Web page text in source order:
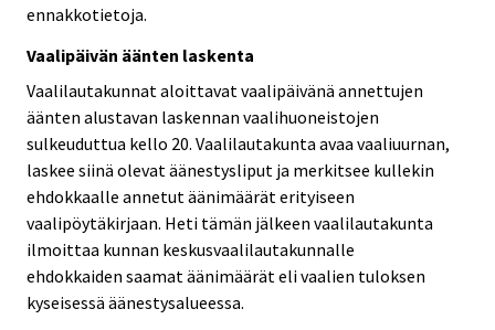
ennakkotietoja.
Vaalipäivän äänten laskenta
Vaalilautakunnat aloittavat vaalipäivänä annettujen
äänten alustavan laskennan vaalihuoneistojen
sulkeuduttua kello 20. Vaalilautakunta avaa vaaliuurnan,
laskee siinä olevat äänestysliput ja merkitsee kullekin
ehdokkaalle annetut äänimäärät erityiseen
vaalipöytäkirjaan. Heti tämän jälkeen vaalilautakunta
ilmoittaa kunnan keskusvaalilautakunnalle
ehdokkaiden saamat äänimäärät eli vaalien tuloksen
kyseisessä äänestysalueessa.